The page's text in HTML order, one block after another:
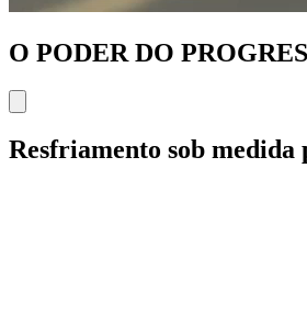
O PODER DO
Resfriamento sob medida